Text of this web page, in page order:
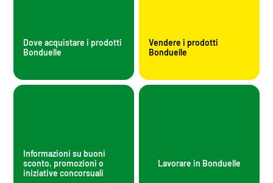
Dove acquistare i prodotti
Bonduelle
Vendere i prodotti
Bonduelle
Informazioni su buoni
sconto, promozioni o
iniziative concorsuali
Lavorare in Bonduelle